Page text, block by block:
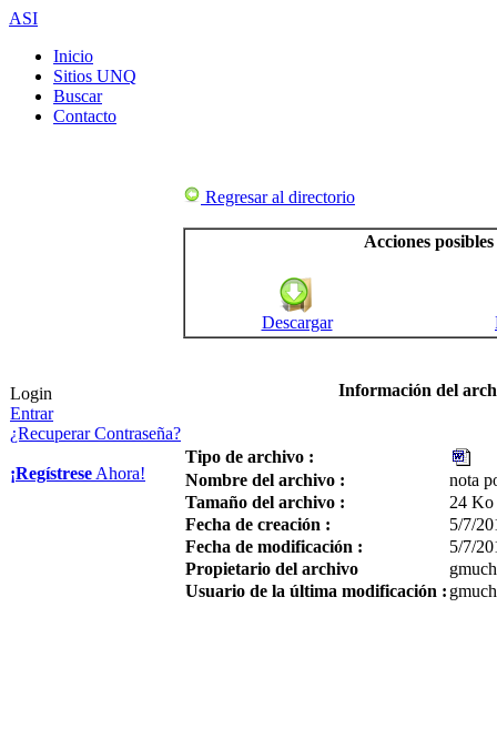
ASI
Inicio
Sitios UNQ
Buscar
Contacto
Login
Entrar
¿Recuperar Contraseña?
¡Regístrese Ahora!
Regresar al directorio
Acciones posibles
Descargar
Información del
Tipo de archivo :
Nombre del archivo :
nota
Tamaño del archivo :
24 Ko
Fecha de creación :
5/7/
Fecha de modificación :
5/7/
Propietario del archivo
Usuario de la última modificación :